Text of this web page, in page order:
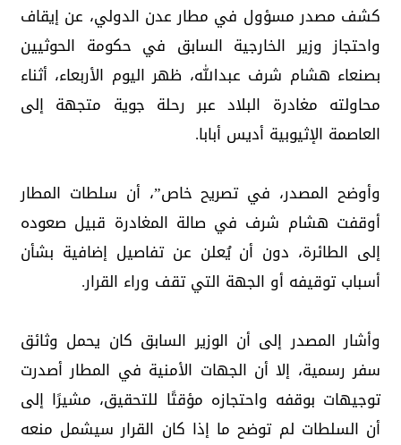
كشف مصدر مسؤول في مطار عدن الدولي، عن إيقاف
واحتجاز وزير الخارجية السابق في حكومة الحوثيين
بصنعاء هشام شرف عبدالله، ظهر اليوم الأربعاء، أثناء
محاولته مغادرة البلاد عبر رحلة جوية متجهة إلى
العاصمة الإثيوبية أديس أبابا.
وأوضح المصدر، في تصريح خاص”، أن سلطات المطار
أوقفت هشام شرف في صالة المغادرة قبيل صعوده
إلى الطائرة، دون أن يُعلن عن تفاصيل إضافية بشأن
أسباب توقيفه أو الجهة التي تقف وراء القرار.
وأشار المصدر إلى أن الوزير السابق كان يحمل وثائق
سفر رسمية، إلا أن الجهات الأمنية في المطار أصدرت
توجيهات بوقفه واحتجازه مؤقتًا للتحقيق، مشيرًا إلى
أن السلطات لم توضح ما إذا كان القرار سيشمل منعه